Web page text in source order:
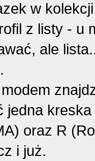
w
z listy - u
ale
jedna
oraz R
i już.